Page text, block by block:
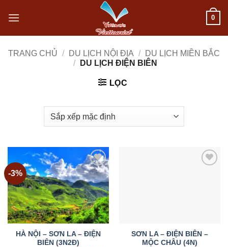
nội
0
TRANG CHỦ / DU LỊCH NỘI ĐỊA /
DU LỊCH MIỀN BẮC
/
DU LỊCH ĐIỆN BIÊN
LỌC
-3%
Add to
wishlist
HÀ NỘI – SƠN LA – ĐIỆN
BIÊN (3N2Đ)
SƠN LA – ĐIỆN BIÊN –
MỘC CHÂU (4N)